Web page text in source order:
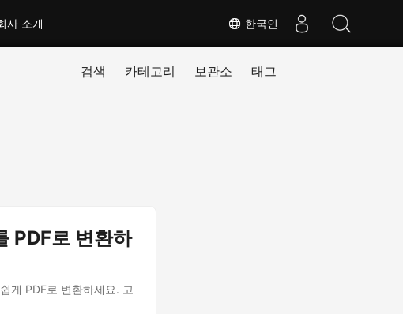
한국인
사 소개
검색 카테고리 보관소 태그
PDF로 변환하
게 PDF로 변환하세요. 고